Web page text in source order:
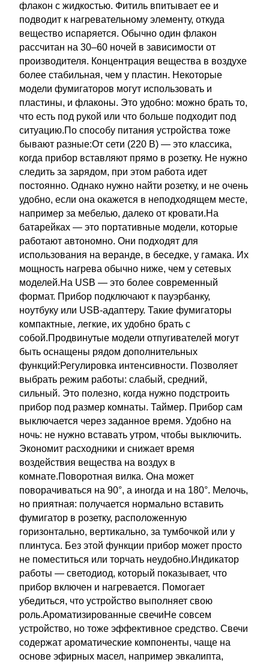
флакон с жидкостью. Фитиль впитывает ее и
подводит к нагревательному элементу, откуда
вещество испаряется. Обычно один флакон
рассчитан на 30–60 ночей в зависимости от
производителя. Концентрация вещества в воздухе
более стабильная, чем у пластин. Некоторые
модели фумигаторов могут использовать и
пластины, и флаконы. Это удобно: можно брать то,
что есть под рукой или что больше подходит под
ситуацию.По способу питания устройства тоже
бывают разные:От сети (220 В) ― это классика,
когда прибор вставляют прямо в розетку. Не нужно
следить за зарядом, при этом работа идет
постоянно. Однако нужно найти розетку, и не очень
удобно, если она окажется в неподходящем месте,
например за мебелью, далеко от кровати.На
батарейках ― это портативные модели, которые
работают автономно. Они подходят для
использования на веранде, в беседке, у гамака. Их
мощность нагрева обычно ниже, чем у сетевых
моделей.На USB ― это более современный
формат. Прибор подключают к пауэрбанку,
ноутбуку или USB-адаптеру. Такие фумигаторы
компактные, легкие, их удобно брать с
собой.Продвинутые модели отпугивателей могут
быть оснащены рядом дополнительных
функций:Регулировка интенсивности. Позволяет
выбрать режим работы: слабый, средний,
сильный. Это полезно, когда нужно подстроить
прибор под размер комнаты. Таймер. Прибор сам
выключается через заданное время. Удобно на
ночь: не нужно вставать утром, чтобы выключить.
Экономит расходники и снижает время
воздействия вещества на воздух в
комнате.Поворотная вилка. Она может
поворачиваться на 90°, а иногда и на 180°. Мелочь,
но приятная: получается нормально вставить
фумигатор в розетку, расположенную
горизонтально, вертикально, за тумбочкой или у
плинтуса. Без этой функции прибор может просто
не поместиться или торчать неудобно.Индикатор
работы ― светодиод, который показывает, что
прибор включен и нагревается. Помогает
убедиться, что устройство выполняет свою
роль.Ароматизированные свечиНе совсем
устройство, но тоже эффективное средство. Свечи
содержат ароматические компоненты, чаще на
основе эфирных масел, например эвкалипта,